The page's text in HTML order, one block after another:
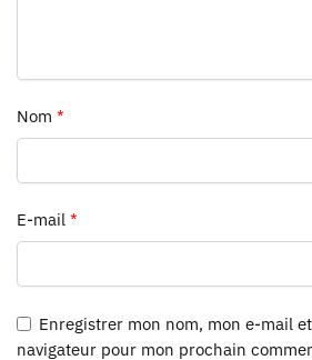
Nom *
E-mail *
Enregistrer mon nom, mon e-mail
navigateur pour mon prochain